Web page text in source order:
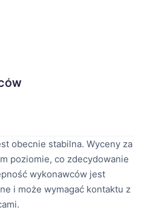
obecnie stabilna. Wyceny za
poziomie, co zdecydowanie
wykonawców jest
i może wymagać kontaktu z